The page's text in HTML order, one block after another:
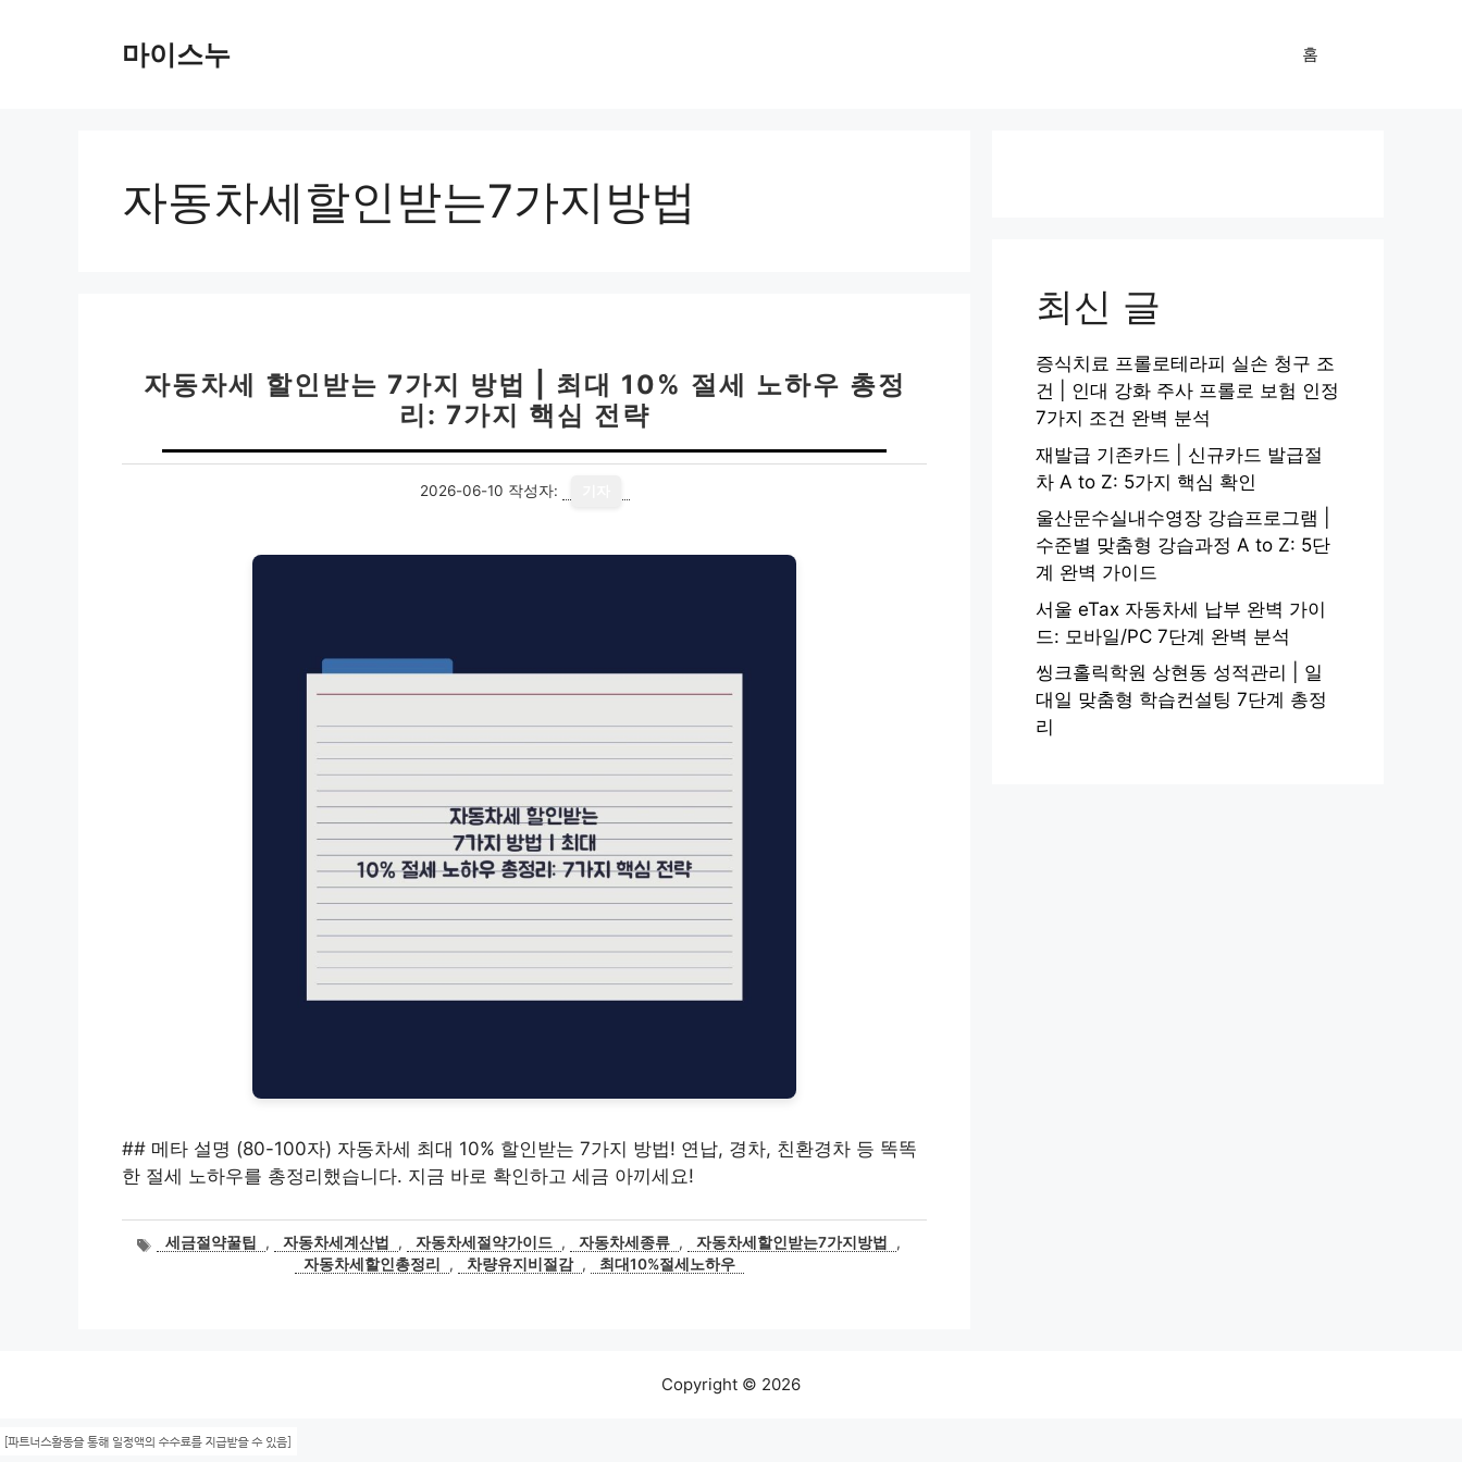
마이스누 홈
자동차세할인받는7가지방법
자동차세 할인받는 7가지 방법 | 최대 10% 절세 노하우 총정
리: 7가지 핵심 전략
2026-06-10 작성자:
## 메타 설명 (80-100자) 자동차세 최대 10% 할인받는 7가지 방법! 연납, 경차, 친환경차 등 똑똑
한 절세 노하우를 총정리했습니다. 지금 바로 확인하고 세금 아끼세요!
태세금절약꿀팁 , 자동차세계산법 , 자동차세절약가이드 , 자동차세종류 , 자동차세할인받는7가지방법
,
자동차세할인총정리
, 차량유지비절감 , 최대10%절세노하우
최신 글
증식치료 프롤로테라피 실손 청구 조
건 | 인대 강화 주사 프롤로 보험 인정
7가지 조건 완벽 분석
재발급 기존카드 | 신규카드 발급절
차 A to Z: 5가지 핵심 확인
울산문수실내수영장 강습프로그램 |
수준별 맞춤형 강습과정 A to Z: 5단
계 완벽 가이드
서울 eTax 자동차세 납부 완벽 가이
드: 모바일/PC 7단계 완벽 분석
씽크홀릭학원 상현동 성적관리 | 일
대일 맞춤형 학습컨설팅 7단계 총정
리
Copyright © 2026